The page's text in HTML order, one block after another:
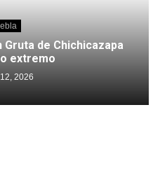
de Chichicazapa
extremo
2026